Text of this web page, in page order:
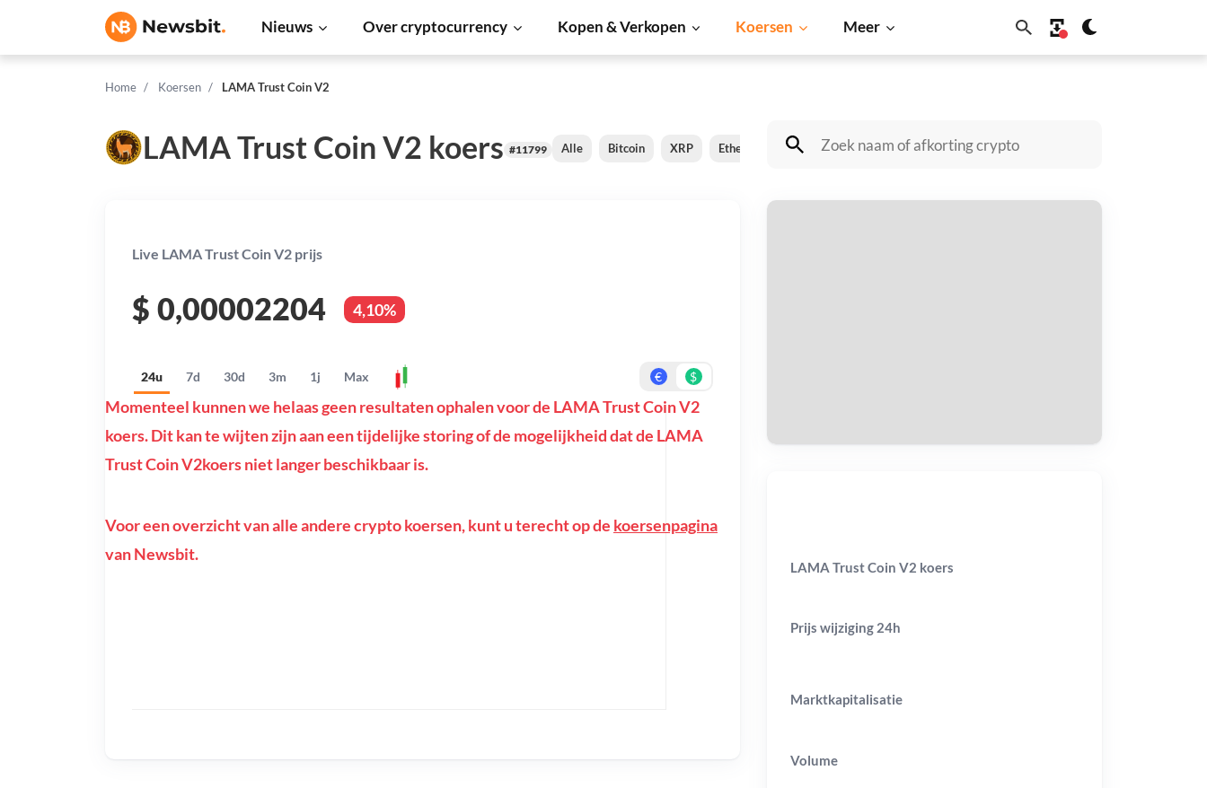
Nieuws Over cryptocurrency Kopen & Verkopen Koersen Meer
Home Koersen LAMA Trust Coin V2
LAMA Trust Coin V2 koers #11799 Alle Bitcoin XRP Ethereum Cardano Shiba Inu Dogecoin Solana
Live LAMA Trust Coin V2 prijs
$ 0,00002204 4,10%
24u 7d 30d 3m 1j Max € $
Momenteel kunnen we helaas geen resultaten ophalen voor de LAMA Trust Coin V2
koers. Dit kan te wijten zijn aan een tijdelijke storing of de mogelijkheid dat de LAMA
Trust Coin V2koers niet langer beschikbaar is.
Voor een overzicht van alle andere crypto koersen, kunt u terecht op de koersenpagina
van Newsbit.
LAMA Trust Coin V2 koers
Prijs wijziging 24h
Marktkapitalisatie
Volume